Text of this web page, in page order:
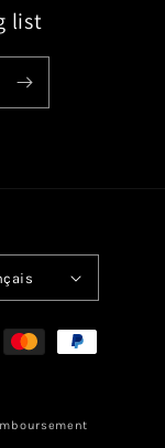
list